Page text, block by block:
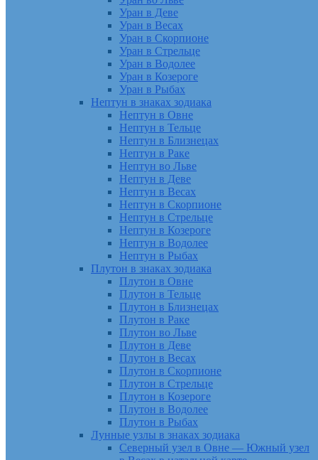
Уран в Деве
Уран в Весах
Уран в Скорпионе
Уран в Стрельце
Уран в Водолее
Уран в Козероге
Уран в Рыбах
Нептун в знаках зодиака
Нептун в Овне
Нептун в Тельце
Нептун в Близнецах
Нептун в Раке
Нептун во Льве
Нептун в Деве
Нептун в Весах
Нептун в Скорпионе
Нептун в Стрельце
Нептун в Козероге
Нептун в Водолее
Нептун в Рыбах
Плутон в знаках зодиака
Плутон в Овне
Плутон в Тельце
Плутон в Близнецах
Плутон в Раке
Плутон во Льве
Плутон в Деве
Плутон в Весах
Плутон в Скорпионе
Плутон в Стрельце
Плутон в Козероге
Плутон в Водолее
Плутон в Рыбах
Лунные узлы в знаках зодиака
Северный узел в Овне — Южный узел